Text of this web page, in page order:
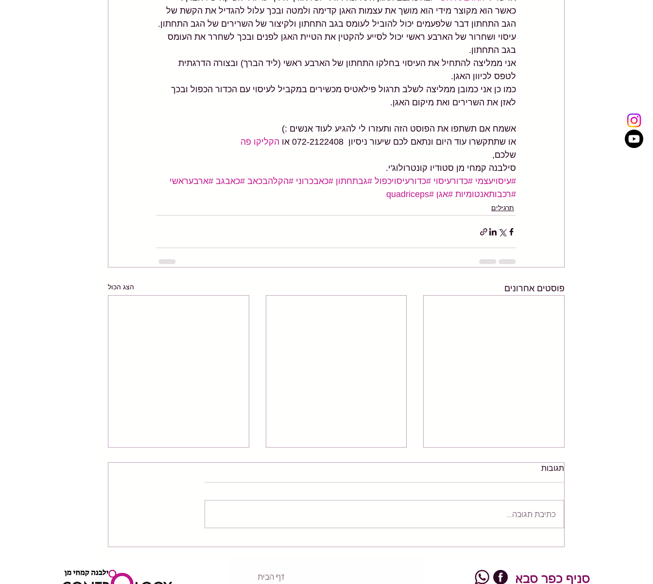
כאשר הוא מקוצר מידי הוא מושך את עצמות האגן קדימה ולמטה ובכך עלול להגדיל את הקשת של
הגב התחתון דבר שלפעמים יכול להוביל לעומס בגב התחתון ולקיצור של השרירים של הגב התחתון.
עיסוי ושחרור של הארבע ראשי יכול לסייע להקטין את הטיית האגן לפנים ובכך לשחרר את העומס
בגב התחתון.
אני ממליצה להתחיל את העיסוי בחלקו התחתון של הארבע ראשי (ליד הברך) ובצורה הדרגתית
לטפס לכיוון האגן.
כמו כן אני כמובן ממליצה לשלב תרגול פילאטיס מכשירים במקביל לעיסוי עם הכדור הכפול ובכך
לאזן את השרירים ואת מיקום האגן.
אשמח אם תשתפו את הפוסט הזה ותעזרו לי להגיע לעוד אנשים :)
או שתתקשרו עוד היום ונתאם לכם שיעור ניסיון  072-2122408 או
הקליקו פה
שלכם,
סילבנה קמחי מן סטודיו קונטרולוג'י.
#עיסויעצמי #כדורעיסוי #כדורעיסויכפול #גבתחתון #כאבכרוני #הקלהבכאב #כאבגב #ארבעראשי
#רכבותאנטומיות #אגן #quadriceps
תרגילים
פוסטים אחרונים הצג הכול
תגובות
כתיבת תגובה...
דף הבית סניף כפר סבא